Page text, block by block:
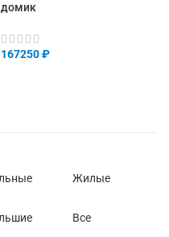
домик
167250₽
Жилые
Все